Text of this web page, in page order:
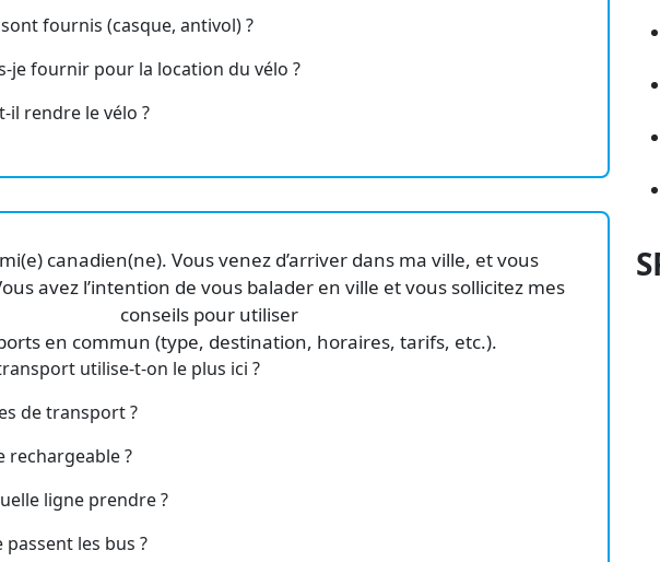
fournis (casque, antivol) ?
je fournir pour la location du vélo ?
il rendre le vélo ?
canadien(ne). Vous venez d’arriver dans ma ville, et vous
avez l’intention de vous balader en ville et vous sollicitez mes
conseils pour utiliser
en commun (type, destination, horaires, tarifs, etc.).
utilise-t-on le plus ici ?
de transport ?
rechargeable ?
ligne prendre ?
les bus ?